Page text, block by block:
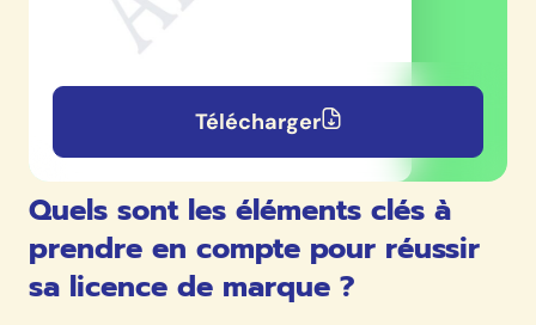
Télécharger
Quels sont les éléments clés à
prendre en compte pour réussir
sa licence de marque ?